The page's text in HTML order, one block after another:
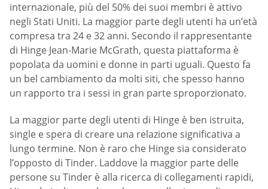
internazionale, più del 50% dei suoi membri è attivo
negli Stati Uniti. La maggior parte degli utenti ha un’età
compresa tra 24 e 32 anni. Secondo il rappresentante
di Hinge Jean-Marie McGrath, questa piattaforma è
popolata da uomini e donne in parti uguali. Questo fa
un bel cambiamento da molti siti, che spesso hanno
un rapporto tra i sessi in gran parte sproporzionato.
La maggior parte degli utenti di Hinge è ben istruita,
single e spera di creare una relazione significativa a
lungo termine. Non è raro che Hinge sia considerato
l’opposto di Tinder. Laddove la maggior parte delle
persone su Tinder è alla ricerca di collegamenti rapidi,